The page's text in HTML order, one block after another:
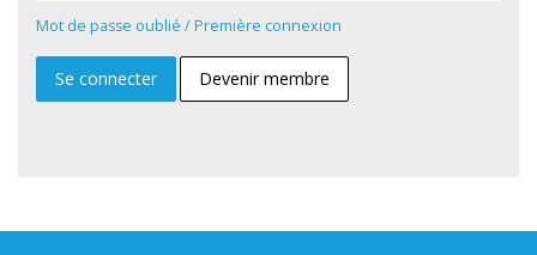
Mot de passe oublié / Première connexion
Devenir membre